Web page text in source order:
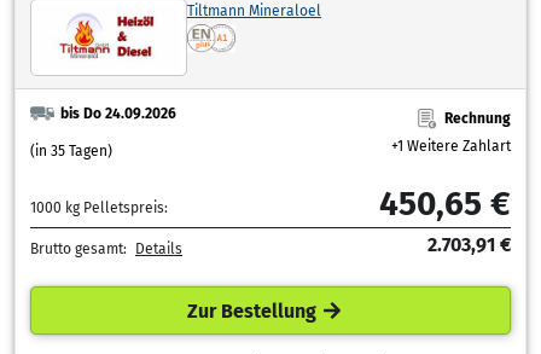
Tiltmann Mineraloel
bis Do 24.09.2026
(in 35 Tagen)
Rechnung
+1 Weitere Zahlart
1000 kg Pelletspreis: 450,65 €
Brutto gesamt: Details 2.703,91 €
Zur Bestellung